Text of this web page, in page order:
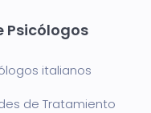
Psicólogos
italianos
de Tratamiento